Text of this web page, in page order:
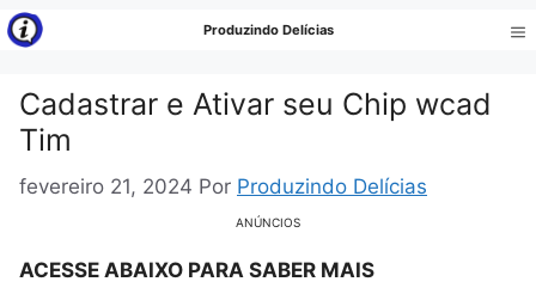
Pular
para
conteúdo
Produzindo Delícias
Cadastrar e Ativar seu Chip wcad
Tim
fevereiro 21, 2024 Por Produzindo Delícias
ANÚNCIOS
ACESSE ABAIXO PARA SABER MAIS